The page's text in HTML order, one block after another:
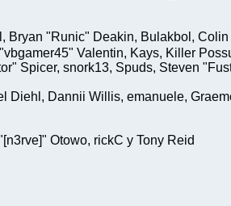
"Runic" Deakin, Bulakbol,
Valentin, Kays, Killer
Spicer, snork13, Spuds, Steven
Dannii Willis, emanuele,
Otowo, rickC y Tony Reid